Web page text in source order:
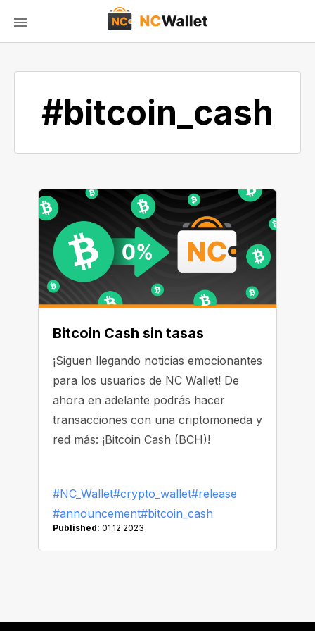
#bitcoin_cash
Bitcoin Cash sin tasas
¡Siguen llegando noticias emocionantes
para los usuarios de NC Wallet! De
ahora en adelante podrás hacer
transacciones con una criptomoneda y
red más: ¡Bitcoin Cash (BCH)!
#NC_Wallet#crypto_wallet#release
#announcement#bitcoin_cash
Published: 01.12.2023